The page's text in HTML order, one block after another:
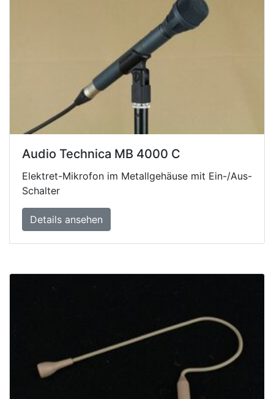
Audio Technica MB 4000 C
Elektret-Mikrofon im Metallgehäuse mit Ein-/Aus-
Schalter
Details ansehen